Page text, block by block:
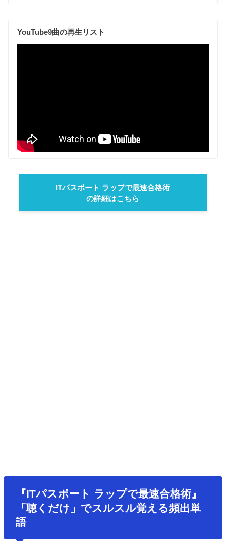
YouTube9曲の再生リスト
ITパスポート ラップで最速合格術
の詳細はこちら
『ITパスポート ラップで最速合格術』
「聴くだけ」でスルスル覚える頻出単
語